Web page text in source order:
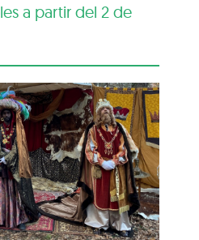
a partir del 2 de